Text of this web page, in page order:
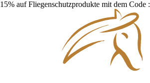
15% auf Fliegenschutzprodukte mit dem Code :